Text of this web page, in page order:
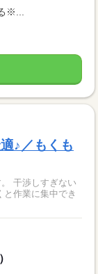
※...
♪／もくも
干渉しすぎない
作業に集中でき